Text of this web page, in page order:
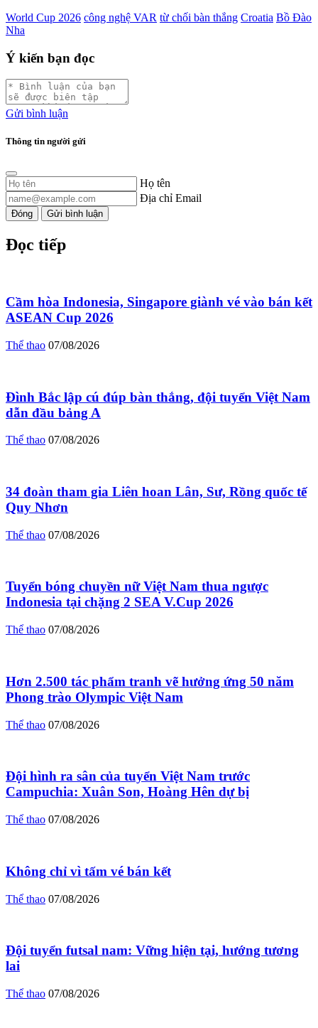
World Cup 2026 công nghệ VAR từ chối bàn thắng Croatia Bồ Đào
Nha
Ý kiến bạn đọc
Gửi bình luận
Thông tin người gửi
Họ tên
Địa chỉ Email
Đóng Gửi bình luận
Đọc tiếp
Cầm hòa Indonesia, Singapore giành vé vào bán kết
ASEAN Cup 2026
Thể thao 07/08/2026
Đình Bắc lập cú đúp bàn thắng, đội tuyển Việt Nam
dẫn đầu bảng A
Thể thao 07/08/2026
34 đoàn tham gia Liên hoan Lân, Sư, Rồng quốc tế
Quy Nhơn
Thể thao 07/08/2026
Tuyển bóng chuyền nữ Việt Nam thua ngược
Indonesia tại chặng 2 SEA V.Cup 2026
Thể thao 07/08/2026
Hơn 2.500 tác phẩm tranh vẽ hưởng ứng 50 năm
Phong trào Olympic Việt Nam
Thể thao 07/08/2026
Đội hình ra sân của tuyển Việt Nam trước
Campuchia: Xuân Son, Hoàng Hên dự bị
Thể thao 07/08/2026
Không chỉ vì tấm vé bán kết
Thể thao 07/08/2026
Đội tuyển futsal nam: Vững hiện tại, hướng tương
lai
Thể thao 07/08/2026